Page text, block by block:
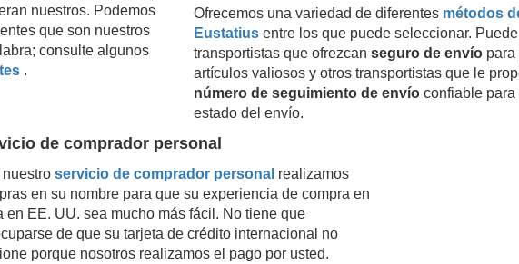
nuestros. Podemos
que son nuestros
consulte algunos
.
Ofrecemos una variedad de diferentes métodos
Eustatius entre los que puede seleccionar.
transportistas que ofrezcan seguro de envío para
artículos valiosos y otros transportistas que le
número de seguimiento de envío confiable para
estado del envío.
de comprador personal
nuestroservicio de comprador personal realizamos
en su nombre para que su experiencia de compra en
en EE. UU. sea mucho más fácil. No tiene que
de que su tarjeta de crédito internacional no
porque nosotros realizamos el pago por usted.